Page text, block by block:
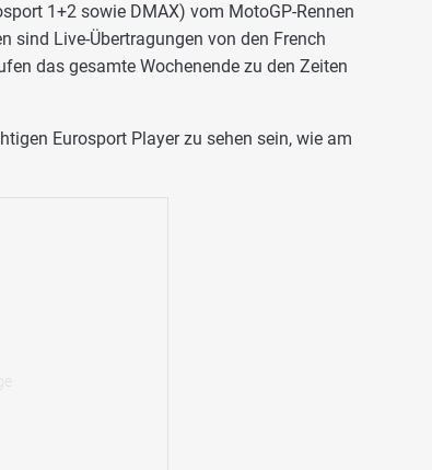
1+2 sowie DMAX) vom MotoGP-Rennen
sind Live-Übertragungen von den French
das gesamte Wochenende zu den Zeiten
Eurosport Player zu sehen sein, wie am